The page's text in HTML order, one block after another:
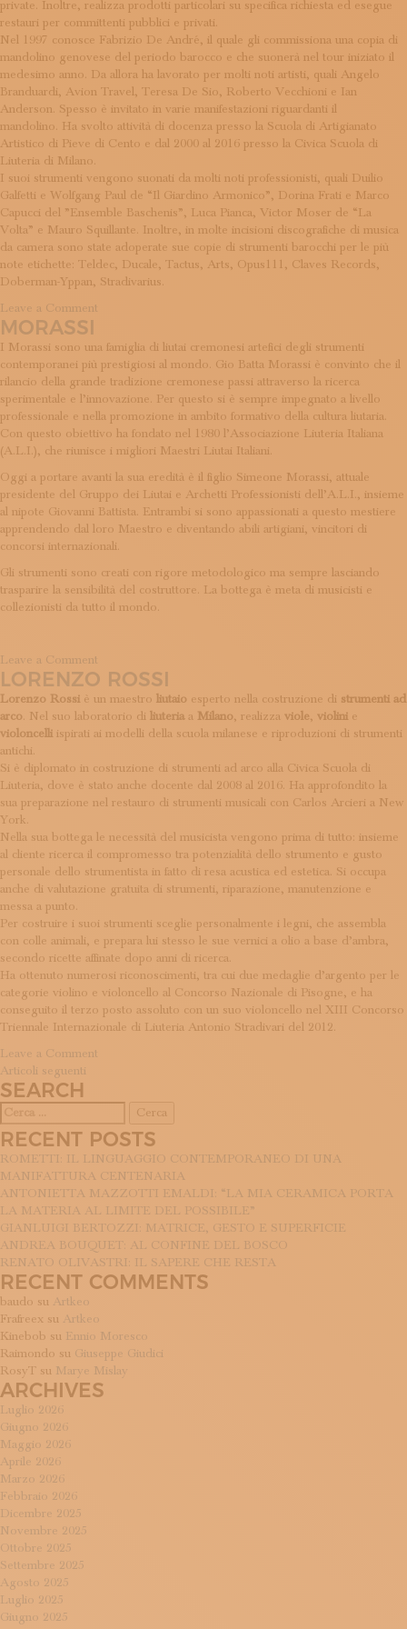
ISCRIVITI ALLA NEWSLETTER
SOSTIENICI
MAGAZINE
TUTTI I CONTENUTI
NEWS
INTERVISTE
ITINERARI
ISCRIVITI
LOGIN
private. Inoltre, realizza prodotti particolari su specifica richiesta ed esegue
restauri per committenti pubblici e privati.
Nel 1997 conosce Fabrizio De André, il quale gli commissiona una copia di
mandolino genovese del periodo barocco e che suonerà nel tour iniziato il
medesimo anno. Da allora ha lavorato per molti noti artisti, quali Angelo
Branduardi, Avion Travel, Teresa De Sio, Roberto Vecchioni e Ian
Anderson. Spesso è invitato in varie manifestazioni riguardanti il
mandolino. Ha svolto attività di docenza presso la Scuola di Artigianato
Artistico di Pieve di Cento e dal 2000 al 2016 presso la Civica Scuola di
Liuteria di Milano.
I suoi strumenti vengono suonati da molti noti professionisti, quali Duilio
Galfetti e Wolfgang Paul de “Il Giardino Armonico”, Dorina Frati e Marco
Capucci del ”Ensemble Baschenis”, Luca Pianca, Victor Moser de “La
Volta” e Mauro Squillante. Inoltre, in molte incisioni discografiche di musica
da camera sono state adoperate sue copie di strumenti barocchi per le più
note etichette: Teldec, Ducale, Tactus, Arts, Opus111, Claves Records,
Doberman-Yppan, Stradivarius.
Leave a Comment
Gabrielli
MORASSI
I Morassi sono una famiglia di liutai cremonesi artefici degli strumenti
contemporanei più prestigiosi al mondo. Gio Batta Morassi è convinto che il
rilancio della grande tradizione cremonese passi attraverso la ricerca
sperimentale e l’innovazione. Per questo si è sempre impegnato a livello
professionale e nella promozione in ambito formativo della cultura liutaria.
Con questo obiettivo ha fondato nel 1980 l’Associazione Liuteria Italiana
(A.L.I.), che riunisce i migliori Maestri Liutai Italiani.
Oggi a portare avanti la sua eredità è il figlio Simeone Morassi, attuale
presidente del Gruppo dei Liutai e Archetti Professionisti dell’A.L.I., insieme
al nipote Giovanni Battista. Entrambi si sono appassionati a questo mestiere
apprendendo dal loro Maestro e diventando abili artigiani, vincitori di
concorsi internazionali.
Gli strumenti sono creati con rigore metodologico ma sempre lasciando
trasparire la sensibilità del costruttore. La bottega è meta di musicisti e
collezionisti da tutto il mondo.
Leave a Comment
Morassi
LORENZO ROSSI
Lorenzo Rossi è un maestro liutaio esperto nella costruzione di strumenti ad
arco. Nel suo laboratorio di liuteriaa Milano, realizza viole, violini e
violoncelli ispirati ai modelli della scuola milanese e riproduzioni di strumenti
antichi.
Si è diplomato in costruzione di strumenti ad arco alla Civica Scuola di
Liuteria, dove è stato anche docente dal 2008 al 2016. Ha approfondito la
sua preparazione nel restauro di strumenti musicali con Carlos Arcieri a New
York.
Nella sua bottega le necessità del musicista vengono prima di tutto: insieme
al cliente ricerca il compromesso tra potenzialità dello strumento e gusto
personale dello strumentista in fatto di resa acustica ed estetica. Si occupa
anche di valutazione gratuita di strumenti, riparazione, manutenzione e
messa a punto.
Per costruire i suoi strumenti sceglie personalmente i legni, che assembla
con colle animali, e prepara lui stesso le sue vernici a olio a base d’ambra,
secondo ricette affinate dopo anni di ricerca.
Ha ottenuto numerosi riconoscimenti, tra cui due medaglie d’argento per le
categorie violino e violoncello al Concorso Nazionale di Pisogne, e ha
conseguito il terzo posto assoluto con un suo violoncello nel XIII Concorso
Triennale Internazionale di Liuteria Antonio Stradivari del 2012.
Leave a Comment
NAVIGAZIONE
ARTICOLI
Articoli seguenti
SEARCH
per:
RECENT POSTS
ROMETTI: IL LINGUAGGIO CONTEMPORANEO DI UNA
MANIFATTURA CENTENARIA
ANTONIETTA MAZZOTTI EMALDI: “LA MIA CERAMICA PORTA
LA MATERIA AL LIMITE DEL POSSIBILE”
GIANLUIGI BERTOZZI: MATRICE, GESTO E SUPERFICIE
ANDREA BOUQUET: AL CONFINE DEL BOSCO
RENATO OLIVASTRI: IL SAPERE CHE RESTA
RECENT COMMENTS
baudo su Artkeo
Frafreex su Artkeo
Kinebob su Ennio Moresco
Raimondo su Giuseppe Giudici
RosyT su Marye Mislay
ARCHIVES
Luglio 2026
Giugno 2026
Maggio 2026
Aprile 2026
Marzo 2026
Febbraio 2026
Dicembre 2025
Novembre 2025
Ottobre 2025
Settembre 2025
Agosto 2025
Luglio 2025
Giugno 2025